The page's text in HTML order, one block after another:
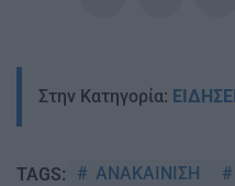
Στην Κατηγορία:
TAGS: ΑΝΑΚΑΙΝΙΣΗ